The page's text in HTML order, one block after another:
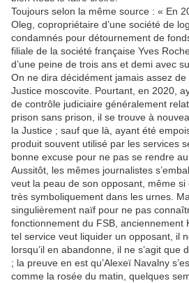
Toujours selon la même source : « En
Oleg, copropriétaire d’une société de
condamnés pour détournement de
filiale de la société française Yves
d’une peine de trois ans et demi avec
On ne dira décidément jamais assez
Justice moscovite. Pourtant, en 2020,
de contrôle judiciaire généralement
prison sans prison, il se trouve à
la Justice ; sauf que là, ayant été
produit souvent utilisé par les services
bonne excuse pour ne pas se rendre au
Aussitôt, les mêmes journalistes
veut la peau de son opposant, même
très symboliquement dans les urnes.
singulièrement naïf pour ne pas
fonctionnement du FSB, anciennement
tel service veut liquider un opposant, il
lorsqu’il en abandonne, il ne s’agit que
; la preuve en est qu’Alexeï Navalny
comme la rosée du matin, quelques